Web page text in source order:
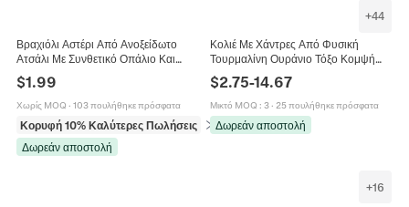
Βραχιόλι Αστέρι Από Ανοξείδωτο
Ατσάλι Με Συνθετικό Οπάλιο Και
Γυναικεία Κοσμήματα Δώρο
$1.99
Χωρίς MOQ · 103 πουλήθηκε πρόσφατα
Κορυφή 10% Καλύτερες Πωλήσεις
σε Βραχιόλια
Δωρεάν αποστολή
+44
Κολιέ Με Χάντρες Από Φυσική
Τουρμαλίνη Ουράνιο Τόξο Κομψή
Κοσμήματα Από Ανοξείδωτο Ατσάλι
Για Γυναίκες
$2.75-14.67
Μικτό MOQ : 3· 25 πουλήθηκε πρόσφατα
Δωρεάν αποστολή
+16